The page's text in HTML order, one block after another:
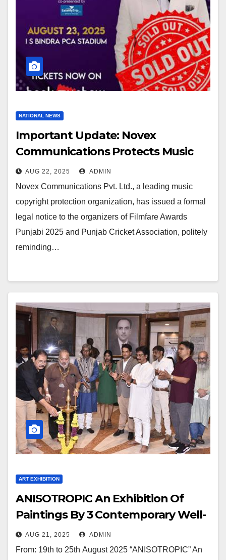
NATIONAL NEWS
Important Update: Novex
Communications Protects Music
Rights For Filmfare Awards Punjabi
2025
AUG 22, 2025 ADMIN
Novex Communications Pvt. Ltd., a leading music
copyright protection organization, has issued a formal
legal notice to the organizers of Filmfare Awards
Punjabi 2025 and Punjab Cricket Association, politely
reminding…
ART EXHIBITION
ANISOTROPIC An Exhibition Of
Paintings By 3 Contemporary Well-
Known Artists In Jehangir Art
Gallery
AUG 21, 2025 ADMIN
From: 19th to 25th August 2025 “ANISOTROPIC” An